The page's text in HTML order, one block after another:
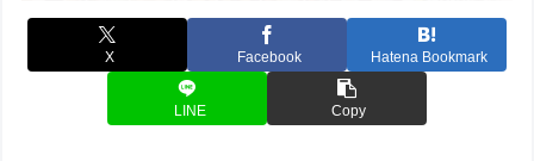
X Facebook Hatena Bookmark
LINE Copy